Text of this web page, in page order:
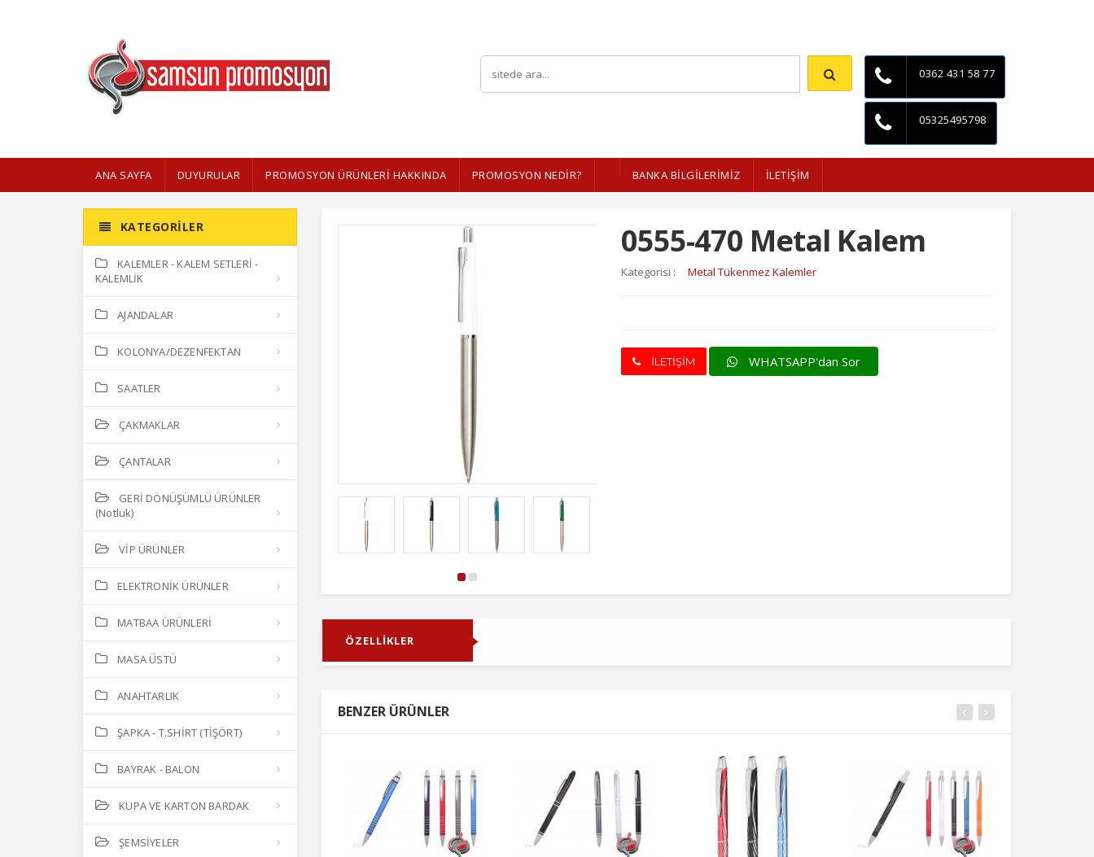
0362 431 58 77
05325495798
ANA SAYFA DUYURULAR PROMOSYON ÜRÜNLERI HAKKINDA PROMOSYON NEDİR? BANKA BİLGİLERİMİZ İLETİŞİM
KATEGORILER
KALEMLER - KALEM SETLERİ -
KALEMLİK
AJANDALAR
KOLONYA/DEZENFEKTAN
SAATLER
ÇAKMAKLAR
ÇANTALAR
GERİ DÖNÜŞÜMLÜ ÜRÜNLER
(Notluk)
VİP ÜRÜNLER
ELEKTRONİK ÜRÜNLER
MATBAA ÜRÜNLERİ
MASA ÜSTÜ
ANAHTARLIK
ŞAPKA - T.SHİRT (TİŞÖRT)
BAYRAK - BALON
KUPA VE KARTON BARDAK
ŞEMSİYELER
0555-470 Metal Kalem
Kategorisi : Metal Tükenmez Kalemler
İLETİŞİM WHATSAPP'dan Sor
ÖZELLİKLER
BENZER ÜRÜNLER